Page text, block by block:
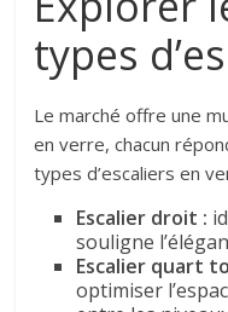
types
Le marché offre une
en verre, chacun
types d’escaliers en
Escalier droit :
souligne
Escalier quart
optimiser